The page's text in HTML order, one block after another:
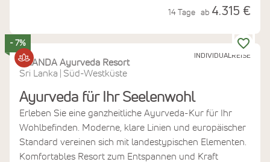
14 Tage ab 4.315 €
INDIVIDUALREISE
- 7%
ANANDA Ayurveda Resort
Sri Lanka
Süd-Westküste
Ayurveda für Ihr Seelenwohl
Erleben Sie eine ganzheitliche Ayurveda-Kur für Ihr
Wohlbefinden. Moderne, klare Linien und europäischer
Standard vereinen sich mit landestypischen Elementen.
Komfortables Resort zum Entspannen und Kraft